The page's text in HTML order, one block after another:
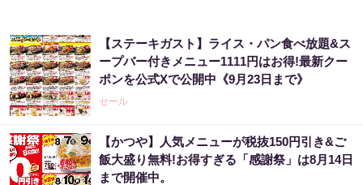
「どうせ当たらない」と思ってた私が本当に
当選した“買い方”がこれ
PR（合同会社デジタルファーム ）
宝くじ“なんとなく”で買っている限り変わら
ない
PR（合同会社デジタルファーム ）
【ステーキガスト】ライス・パン食べ放題&ス
ープバー付きメニュー1111円はお得!最新クー
ポンを公式Xで公開中《9月23日まで》
セール
【かつや】人気メニューが税抜150円引き&ご
飯大盛り無料!お得すぎる「感謝祭」は8月14日
まで開催中。